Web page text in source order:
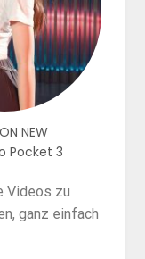
NEW
Pocket 3
Videos zu
ganz einfach